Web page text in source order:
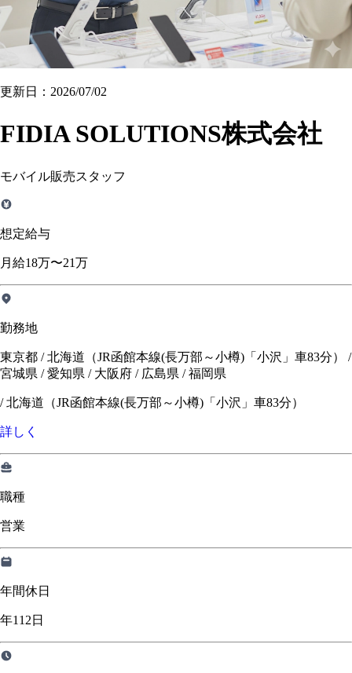
更新日：2026/07/02
FIDIA SOLUTIONS株式会社
モバイル販売スタッフ
想定給与
月給18万〜21万
勤務地
東京都 / 北海道（JR函館本線(長万部～小樽)「小沢」車83分） /
宮城県 / 愛知県 / 大阪府 / 広島県 / 福岡県
/北海道（JR函館本線(長万部～小樽)「小沢」車83分）
詳しく
職種
営業
年間休日
年112日